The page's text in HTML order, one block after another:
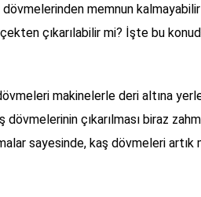
dövmelerinden memnun
çıkarılabilir mi? İşte bu
makinelerle deri altına
dövmelerinin çıkarılması biraz
sayesinde, kaş dövmeleri artık